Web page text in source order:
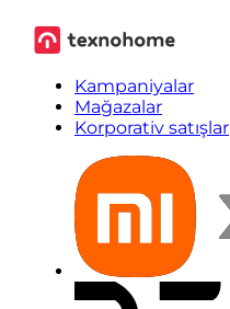
Kampaniyalar
Mağazalar
Korporativ satışlar